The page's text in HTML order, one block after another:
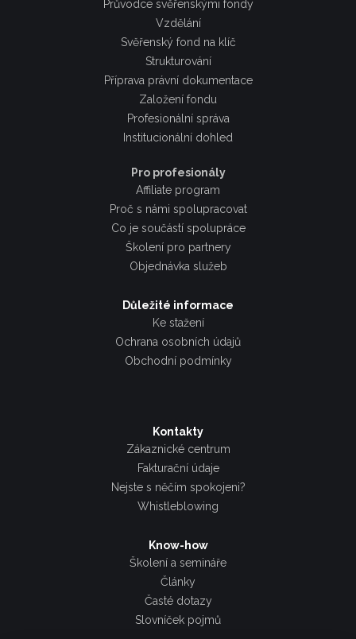
Průvodce svěřenskými fondy
Vzdělání
Svěřenský fond na klíč
Strukturování
Příprava právní dokumentace
Založení fondu
Profesionální správa
Institucionální dohled
Pro profesionály
Affiliate program
Proč s námi spolupracovat
Co je součástí spolupráce
Školení pro partnery
Objednávka služeb
Důležité informace
Ke stažení
Ochrana osobních údajů
Obchodní podmínky
Kontakty
Zákaznické centrum
Fakturační údaje
Nejste s něčím spokojeni?
Whistleblowing
Know-how
Školení a semináře
Články
Časté dotazy
Slovníček pojmů